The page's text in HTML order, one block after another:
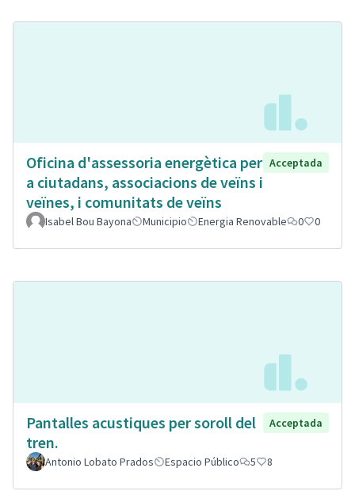
Oficina d'assessoria energètica per
a ciutadans, associacions de veïns i
veïnes, i comunitats de veïns
Acceptada
Isabel Bou Bayona Municipio Energia Renovable 0 0
Pantalles acustiques per soroll del
tren.
Acceptada
Antonio Lobato Prados Espacio Público 5 8